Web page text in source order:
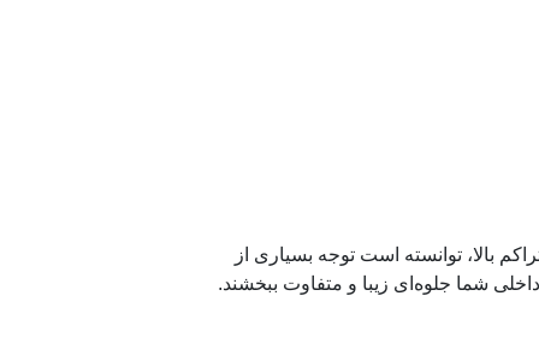
است که با طراحی‌های مدرن و تراکم بالا، توانسته است توجه بسیاری از
شما جلوه‌ای زیبا و متفاوت ببخشند.